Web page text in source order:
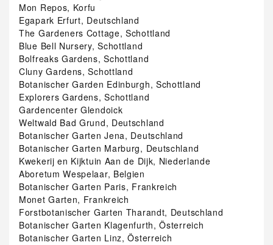
Mon Repos, Korfu
Egapark Erfurt, Deutschland
The Gardeners Cottage, Schottland
Blue Bell Nursery, Schottland
Bolfreaks Gardens, Schottland
Cluny Gardens, Schottland
Botanischer Garden Edinburgh, Schottland
Explorers Gardens, Schottland
Gardencenter Glendoick
Weltwald Bad Grund, Deutschland
Botanischer Garten Jena, Deutschland
Botanischer Garten Marburg, Deutschland
Kwekerij en Kijktuin Aan de Dijk, Niederlande
Aboretum Wespelaar, Belgien
Botanischer Garten Paris, Frankreich
Monet Garten, Frankreich
Forstbotanischer Garten Tharandt, Deutschland
Botanischer Garten Klagenfurth, Österreich
Botanischer Garten Linz, Österreich